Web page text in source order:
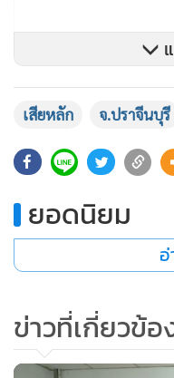
จากการสอบถาม ด.ต.ไพ
กำลังนั่งอยู่ในตู้จุดสกัดและ
วิ่งออกมาดูก็พบว่ามีรถเ
คนขับกระเด็นออกนอกร
ขับรถออกมาจากบ้านเพื่อ
ตามปกติพอมาถึงสัญญาณ
เสียหลัก จ.ปราจีนบุรี
ยอดนิยม
ข่าวที่เกี่ยวข้อ